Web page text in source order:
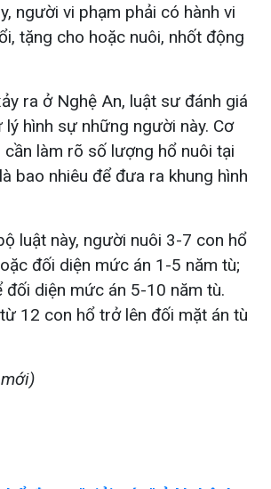
người vi phạm phải có hành vi
tặng cho hoặc nuôi, nhốt động
ra ở Nghệ An, luật sư đánh giá
hình sự những người này. Cơ
làm rõ số lượng hổ nuôi tại
bao nhiêu để đưa ra khung hình
luật này, người nuôi 3-7 con hổ
đối diện mức án 1-5 năm tù;
đối diện mức án 5-10 năm tù.
12 con hổ trở lên đối mặt án tù